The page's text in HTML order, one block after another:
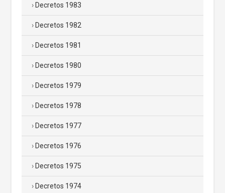
Decretos 1983
Decretos 1982
Decretos 1981
Decretos 1980
Decretos 1979
Decretos 1978
Decretos 1977
Decretos 1976
Decretos 1975
Decretos 1974